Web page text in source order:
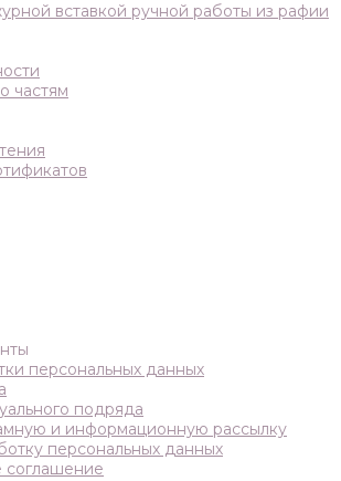
вставкой ручной работы из рафии
частям
персональных данных
подряда
и информационную рассылку
персональных данных
соглашение